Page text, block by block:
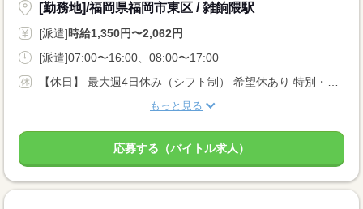
[勤務地]/福岡県福岡市東区 / 雑餉隈駅
[派遣]時給1,350円〜2,062円
[派遣]07:00〜16:00、08:00〜17:00
【休日】 最大週4日休み（シフト制） 希望休あり 特別・有給休暇あり
もっと見る
応募する（バイトル求人）